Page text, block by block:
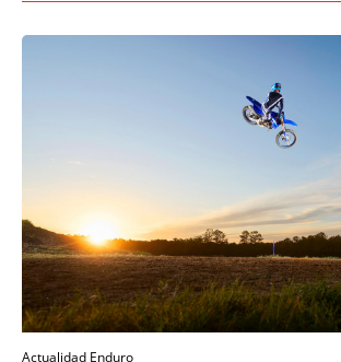
Actualidad Enduro